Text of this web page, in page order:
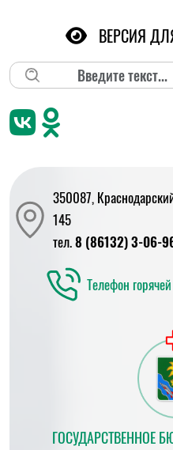
Поиск
ВЕРСИЯ
350087,
145
тел.8 (86132) 3-06-
Телефон
ГОСУДАРСТВЕННОЕ